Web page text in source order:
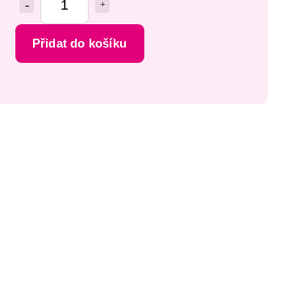
Přidat do košíku